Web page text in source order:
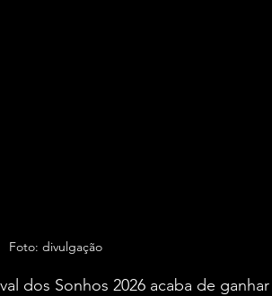
Foto: divulgação
dos Sonhos 2026 acaba de